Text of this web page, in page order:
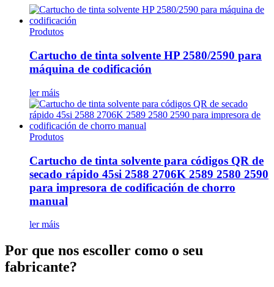
Produtos
Cartucho de tinta solvente HP 2580/2590 para
máquina de codificación
ler máis
Produtos
Cartucho de tinta solvente para códigos QR de
secado rápido 45si 2588 2706K 2589 2580 2590
para impresora de codificación de chorro
manual
ler máis
Por que nos escoller como o seu
fabricante?